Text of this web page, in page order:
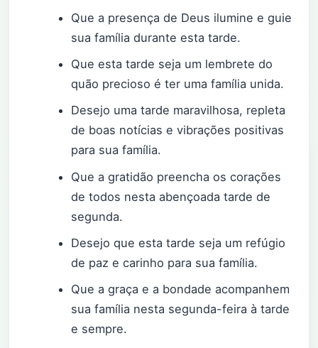
Que a presença de Deus ilumine e guie
sua família durante esta tarde.
Que esta tarde seja um lembrete do
quão precioso é ter uma família unida.
Desejo uma tarde maravilhosa, repleta
de boas notícias e vibrações positivas
para sua família.
Que a gratidão preencha os corações
de todos nesta abençoada tarde de
segunda.
Desejo que esta tarde seja um refúgio
de paz e carinho para sua família.
Que a graça e a bondade acompanhem
sua família nesta segunda-feira à tarde
e sempre.